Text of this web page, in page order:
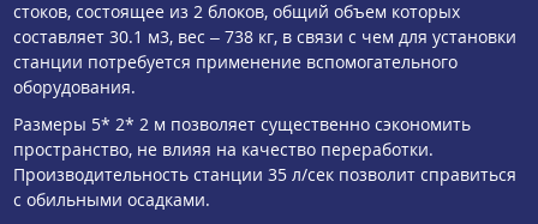
стоков, состоящее из 2 блоков, общий объем которых
составляет 30.1 м3, вес – 738 кг, в связи с чем для установки
станции потребуется применение вспомогательного
оборудования.
Размеры 5* 2* 2 м позволяет существенно сэкономить
пространство, не влияя на качество переработки.
Производительность станции 35 л/сек позволит справиться
с обильными осадками.